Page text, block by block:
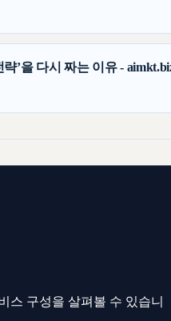
’을 다시 짜는 이유 -
스 구성을 살펴볼 수 있습니